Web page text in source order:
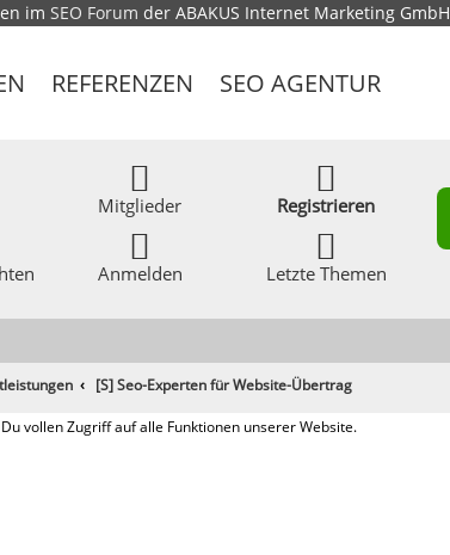
im SEO Forum der ABAKUS Internet Marketing GmbH
REFERENZEN SEO AGENTUR
Mitglieder
Anmelden
Registrieren
Letzte Themen
[S] Seo-Experten für Website-Übertrag